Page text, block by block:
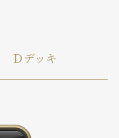
Ｄデッキ